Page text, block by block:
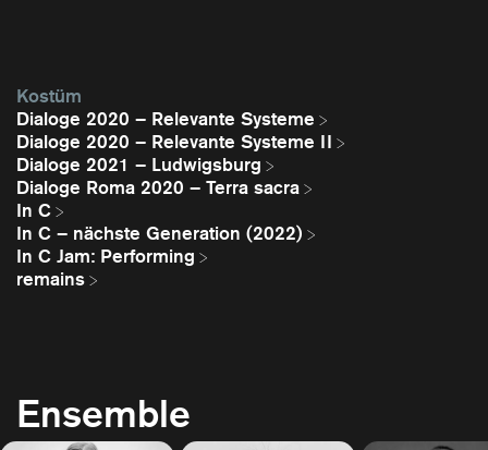
Kostüm
Dialoge 2020 – Relevante Systeme
Dialoge 2020 – Relevante Systeme II
Dialoge 2021 – Ludwigsburg
Dialoge Roma 2020 – Terra sacra
In C
In C – nächste Generation (2022)
In C Jam: Performing
remains
Ensemble